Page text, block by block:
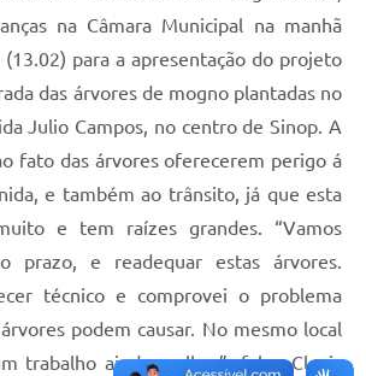
na Câmara Municipal na manhã
para a apresentação do projeto
das árvores de mogno plantadas no
Julio Campos, no centro de Sinop. A
fato das árvores oferecerem perigo á
e também ao trânsito, já que esta
e tem raízes grandes. “Vamos
prazo, e readequar estas árvores.
técnico e comprovei o problema
podem causar. No mesmo local
trabalho ainda melhor”, falou Clovis